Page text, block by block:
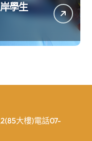
學生
大樓)電話07-